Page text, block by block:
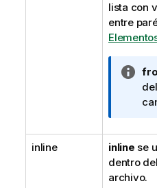
lista con
entre
N
o
t
i
n
f
o
inline inline se
dentro
archivo.